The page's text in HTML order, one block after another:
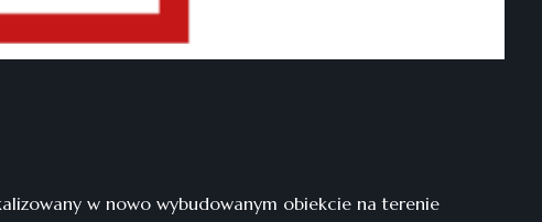
w nowo wybudowanym obiekcie na terenie